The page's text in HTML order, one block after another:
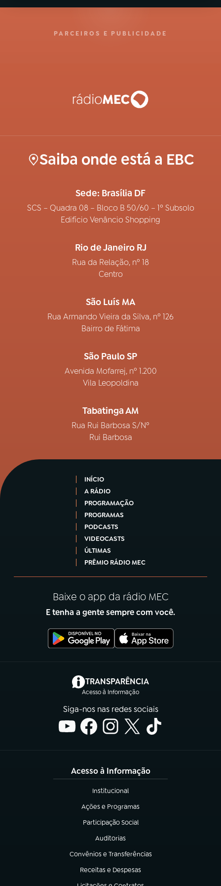
PARCEIROS E PUBLICIDADE
Saiba onde está a EBC
Sede: Brasília DF
SCS – Quadra 08 – Bloco B 50/60 – 1º Subsolo
Edifício Venâncio Shopping
Rio de Janeiro RJ
Rua da Relação, nº 18
Centro
São Luís MA
Rua Armando Vieira da Silva, nº 126
Bairro de Fátima
São Paulo SP
Avenida Mofarrej, nº 1.200
Vila Leopoldina
Tabatinga AM
Rua Rui Barbosa S/Nº
Rui Barbosa
INÍCIO
A RÁDIO
PROGRAMAÇÃO
PROGRAMAS
PODCASTS
VIDEOCASTS
ÚLTIMAS
PRÊMIO RÁDIO MEC
Baixe o app da rádio MEC
E tenha a gente sempre com você.
TRANSPARÊNCIA
Acesso à Informação
(abre em nova aba)
Siga-nos nas redes sociais
Acesso à Informação
Institucional
(abre em nova aba)
Ações e Programas
(abre em nova aba)
Participação Social
(abre em nova aba)
Auditorias
(abre em nova aba)
Convênios e Transferências
(abre em nova aba)
Receitas e Despesas
(abre em nova aba)